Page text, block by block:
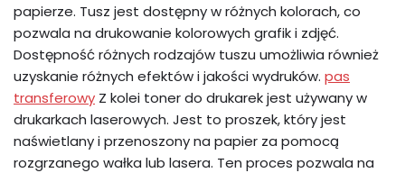
papierze. Tusz jest dostępny w różnych kolorach, co
pozwala na drukowanie kolorowych grafik i zdjęć.
Dostępność różnych rodzajów tuszu umożliwia również
uzyskanie różnych efektów i jakości wydruków. pas
transferowy Z kolei toner do drukarek jest używany w
drukarkach laserowych. Jest to proszek, który jest
naświetlany i przenoszony na papier za pomocą
rozgrzanego wałka lub lasera. Ten proces pozwala na